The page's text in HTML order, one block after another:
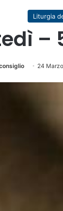
Liturgia
–
24